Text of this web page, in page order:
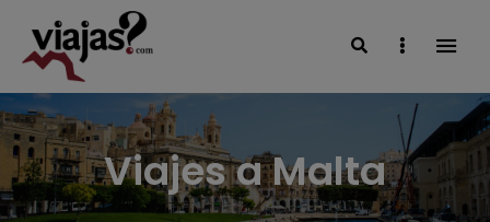
VIAJAS BLOG
SearchSidebar
Viajes a Malta